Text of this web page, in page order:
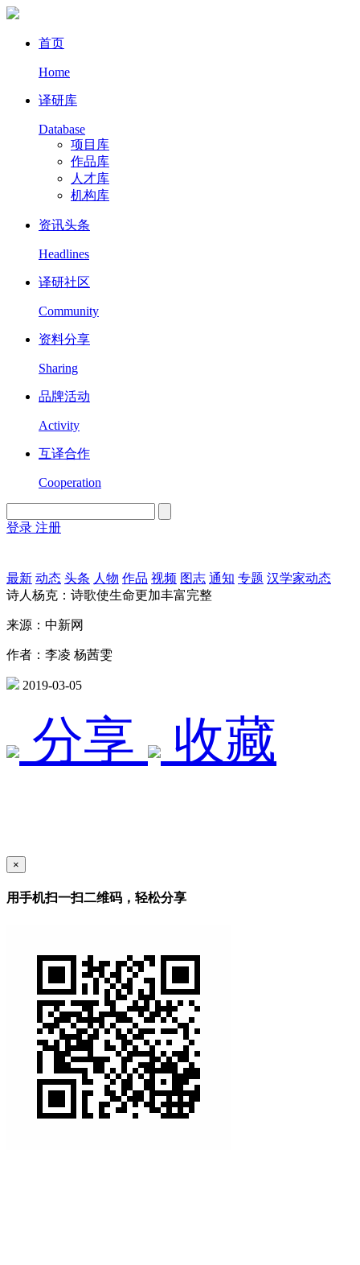
首页
Home
译研库
Database
项目库
作品库
人才库
机构库
资讯头条
Headlines
译研社区
Community
资料分享
Sharing
品牌活动
Activity
互译合作
Cooperation
登录 注册
最新 动态 头条 人物 作品 视频 图志 通知 专题 汉学家动态
诗人杨克：诗歌使生命更加丰富完整
来源：中新网
作者：李凌 杨茜雯
2019-03-05
分享 收藏
×
用手机扫一扫二维码，轻松分享